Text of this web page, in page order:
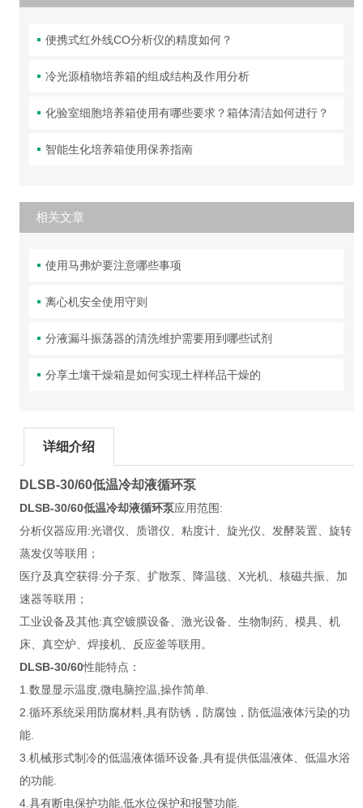
便携式红外线CO分析仪的精度如何？
冷光源植物培养箱的组成结构及作用分析
化验室细胞培养箱使用有哪些要求？箱体清洁如何进行？
智能生化培养箱使用保养指南
相关文章
使用马弗炉要注意哪些事项
离心机安全使用守则
分液漏斗振荡器的清洗维护需要用到哪些试剂
分享土壤干燥箱是如何实现土样样品干燥的
详细介绍
DLSB-30/60低温冷却液循环泵
DLSB-30/60低温冷却液循环泵应用范围:
分析仪器应用:光谱仪、质谱仪、粘度计、旋光仪、发酵装置、旋转
蒸发仪等联用；
医疗及真空获得:分子泵、扩散泵、降温毯、X光机、核磁共振、加
速器等联用；
工业设备及其他:真空镀膜设备、激光设备、生物制药、模具、机
床、真空炉、焊接机、反应釜等联用。
DLSB-30/60性能特点：
1.数显显示温度,微电脑控温,操作简单.
2.循环系统采用防腐材料,具有防锈，防腐蚀，防低温液体污染的功
能.
3.机械形式制冷的低温液体循环设备,具有提供低温液体、低温水浴
的功能.
4.具有断电保护功能,低水位保护和报警功能.